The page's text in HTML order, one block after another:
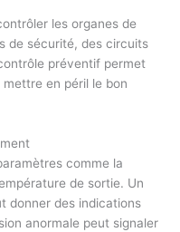
les organes de
de sécurité, des circuits
préventif permet
en péril le bon
comme la
de sortie. Un
donner des indications
anormale peut signaler